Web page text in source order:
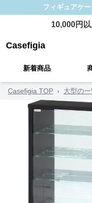
フィギュアケー
10,000円
Casefigia
新着商品
Casefigia TOP › 大型の一